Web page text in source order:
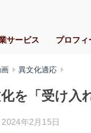
サービス プロフィ
異文化適応
化を「受け入
2024年2月15日